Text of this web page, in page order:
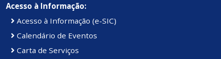
Acesso à Informação:
Acesso à Informação (e-SIC)
Calendário de Eventos
Carta de Serviços